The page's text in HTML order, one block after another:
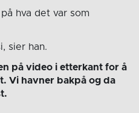
hva det var som
sier han.
på video i etterkant for å
Vi havner bakpå og da